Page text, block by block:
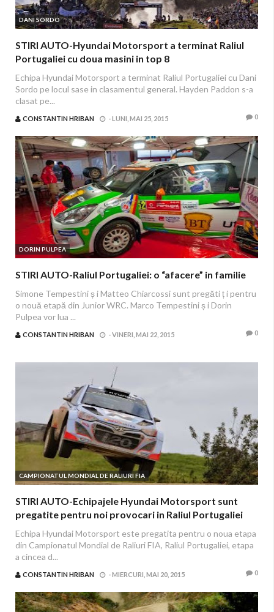
DANI SORDO
STIRI AUTO-Hyundai Motorsport a terminat Raliul
Portugaliei cu doua masini in top 8
Echipa Hyundai Motorsport a terminat Raliul Portugaliei cu Dani
Sordo pe locul sase in clasamentul general. Hayden Paddon s-a
clasat pe...
CONSTANTIN HRIBAN -LUNI, MAI 25, 2015 0
DORIN PULPEA
STIRI AUTO-Raliul Portugaliei: o “afacere” in familie
Simone Tempestini ș i Matteo Chiarcossi sunt pregăti ț i pentru
o nouă etapă din Junior WRC. Marco Tempestini ș i Dorin
Pulpea vor lua ...
CONSTANTIN HRIBAN -VINERI, MAI 22, 2015 0
CAMPIONATUL MONDIAL DE RALIURI FIA
STIRI AUTO-Echipajele Hyundai Motorsport sunt
pregatite pentru noi provocari in Raliul Portugaliei
Echipa Hyundai Motorsport este pregatita pentru o noua etapa
din Campionatul Mondial de Raliuri FIA, Raliul Portugaliei, etapa
a cincea d...
CONSTANTIN HRIBAN -MIERCURI, MAI 20, 2015 0